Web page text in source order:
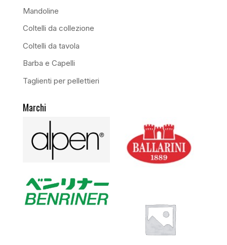
Mandoline
Coltelli da collezione
Coltelli da tavola
Barba e Capelli
Taglienti per pellettieri
Marchi